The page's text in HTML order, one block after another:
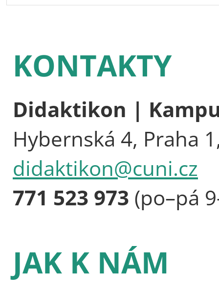
KONTAKTY
Didaktikon |
Hybernská 4, Praha
didaktikon@cuni.cz
771 523 973 (po–pá
JAK K NÁM